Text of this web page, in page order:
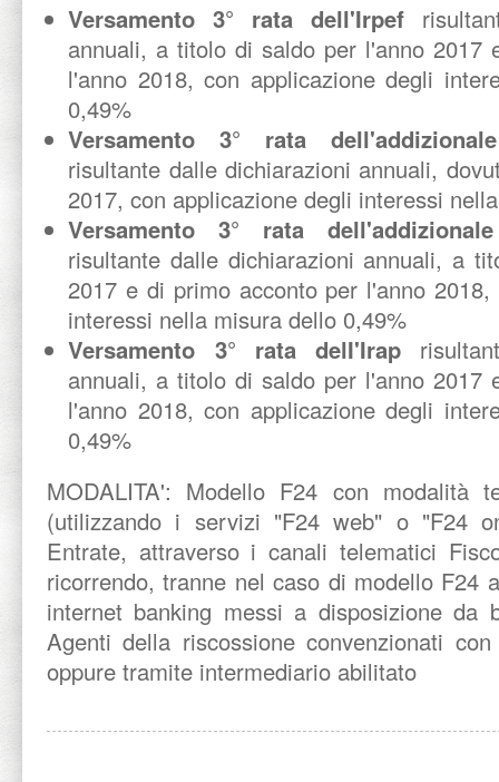
Versamento 3° rata dell'Irpef
annuali, a titolo di saldo per l'anno 2017
l'anno 2018, con applicazione degli
0,49%
Versamento 3° rata
risultante dalle dichiarazioni annuali,
2017, con applicazione degli interessi
Versamento 3° rata
risultante dalle dichiarazioni annuali, a
2017 e di primo acconto per l'anno
interessi nella misura dello 0,49%
Versamento 3° rata delI'Irap
annuali, a titolo di saldo per l'anno 2017
l'anno 2018, con applicazione degli
0,49%
MODALITA': Modello F24 con modalità
(utilizzando i servizi "F24 web" o "F24
Entrate, attraverso i canali telematici
ricorrendo, tranne nel caso di modello F24
internet banking messi a disposizione da
Agenti della riscossione convenzionati
oppure tramite intermediario abilitato